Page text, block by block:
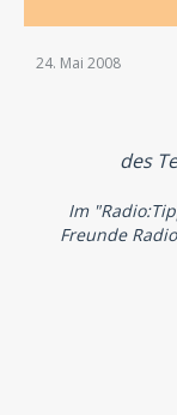
24. Mai 2008
des
Im
Freunde